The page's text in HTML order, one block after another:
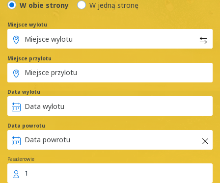
W obie strony W jedną stronę
Miejsce wylotu
Miejsce przylotu
Data wylotu
Data powrotu
Pasażerowie
1